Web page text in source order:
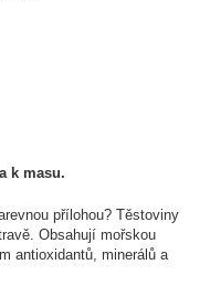
k masu.
přílohou? Těstoviny
Obsahují mořskou
antioxidantů, minerálů a